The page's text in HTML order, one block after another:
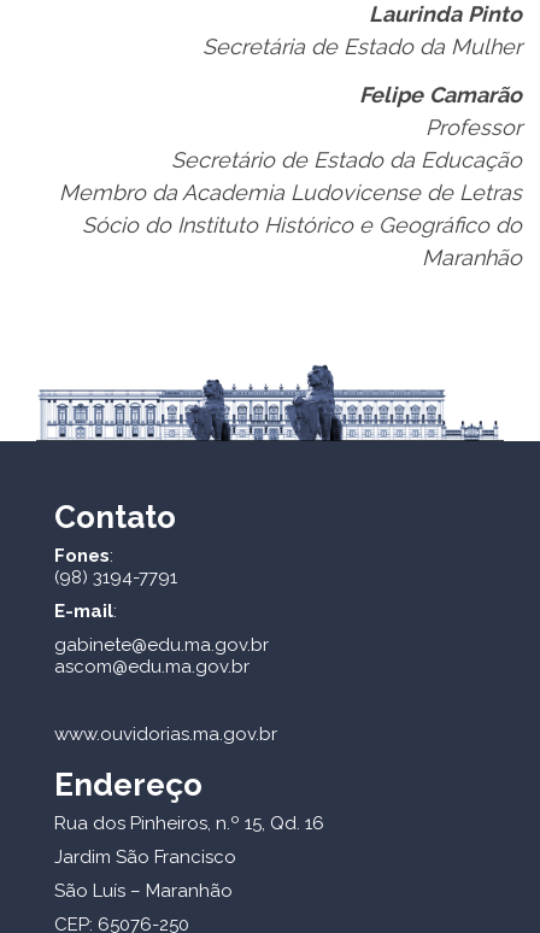
Laurinda Pinto
Secretária de Estado da Mulher
Felipe Camarão
Professor
Secretário de Estado da Educação
Membro da Academia Ludovicense de Letras
Sócio do Instituto Histórico e Geográfico do
Maranhão
Contato
Fones:
(98) 3194-7791
E-mail:
gabinete@edu.ma.gov.br
ascom@edu.ma.gov.br
www.ouvidorias.ma.gov.br
Endereço
Rua dos Pinheiros, n.º 15, Qd. 16
Jardim São Francisco
São Luís – Maranhão
CEP: 65076-250